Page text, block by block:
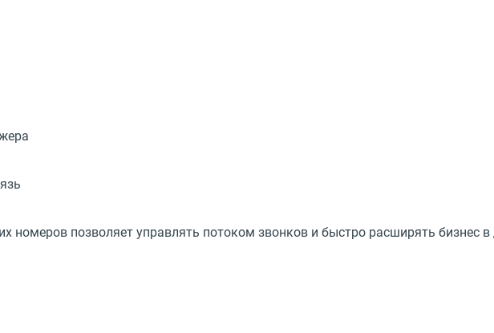
номеров позволяет управлять потоком звонков и быстро расширять бизнес